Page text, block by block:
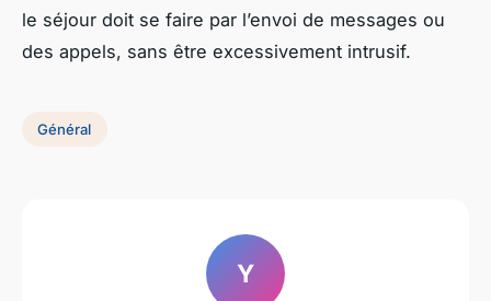
le séjour doit se faire par l’envoi de messages ou
des appels, sans être excessivement intrusif.
Général
Y